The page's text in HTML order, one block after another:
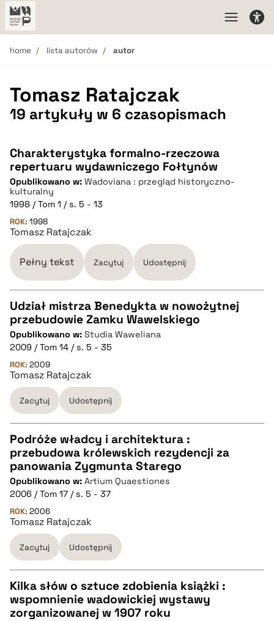
home lista autorów autor
Tomasz Ratajczak
19 artykuły w 6 czasopismach
Charakterystyka formalno-rzeczowa
repertuaru wydawniczego Fołtynów
Opublikowano w: Wadoviana : przegląd historyczno-
kulturalny
1998 / Tom 1 / s. 5 - 13
ROK: 1998
Tomasz Ratajczak
Pełny tekst Zacytuj Udostępnij
CZYSTY TEKST
pobierz cytat
BIBTEX
pobierz cytat
Udział mistrza Benedykta w nowożytnej
przebudowie Zamku Wawelskiego
Opublikowano w: Studia Waweliana
2009 / Tom 14 / s. 5 - 35
ROK: 2009
Tomasz Ratajczak
Zacytuj Udostępnij
CZYSTY TEKST
pobierz cytat
BIBTEX
pobierz cytat
Podróże władcy i architektura :
przebudowa królewskich rezydencji za
panowania Zygmunta Starego
Opublikowano w: Artium Quaestiones
2006 / Tom 17 / s. 5 - 37
ROK: 2006
Tomasz Ratajczak
Zacytuj Udostępnij
CZYSTY TEKST
Kilka słów o sztuce zdobienia książki :
wspomnienie wadowickiej wystawy
zorganizowanej w 1907 roku